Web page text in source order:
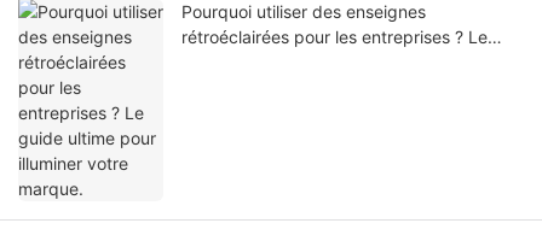
Pourquoi utiliser des enseignes
rétroéclairées pour les entreprises ? Le